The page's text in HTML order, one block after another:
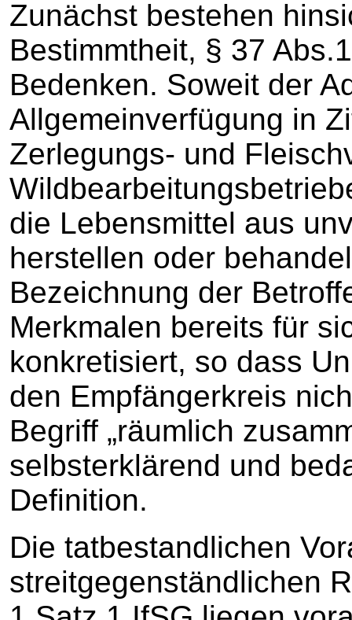
Zunächst bestehen
Bestimmtheit, § 37
Bedenken. Soweit der
Allgemeinverfügung in
Zerlegungs- und
die Lebensmittel aus
herstellen oder
Bezeichnung der
Merkmalen bereits für
konkretisiert, so dass
den Empfängerkreis
Begriff „räumlich
selbsterklärend und
Definition.
Die tatbestandlichen
streitgegenständlichen